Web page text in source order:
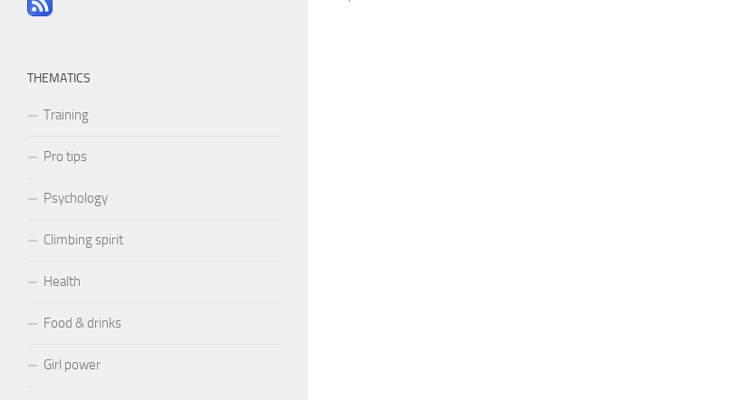
THEMATICS
Training
Pro tips
Psychology
Climbing spirit
Health
Food & drinks
Girl power